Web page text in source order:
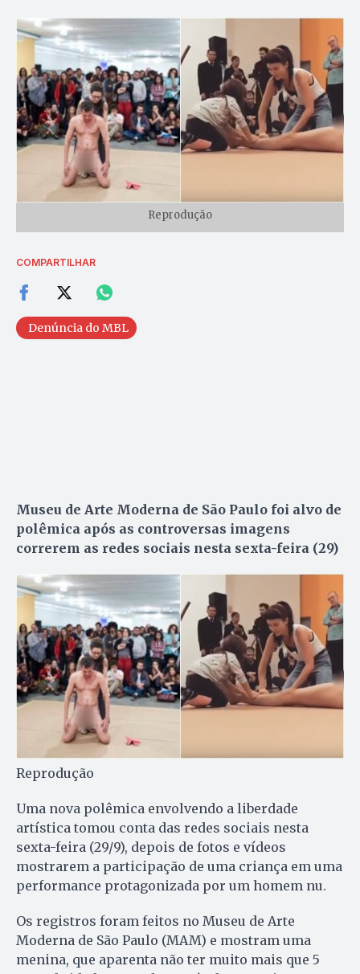
Reprodução
COMPARTILHAR
Denúncia do MBL
Museu de Arte Moderna de São Paulo foi alvo de
polêmica após as controversas imagens
correrem as redes sociais nesta sexta-feira (29)
Reprodução
Uma nova polêmica envolvendo a liberdade
artística tomou conta das redes sociais nesta
sexta-feira (29/9), depois de fotos e vídeos
mostrarem a participação de uma criança em uma
performance protagonizada por um homem nu.
Os registros foram feitos no Museu de Arte
Moderna de São Paulo (MAM) e mostram uma
menina, que aparenta não ter muito mais que 5